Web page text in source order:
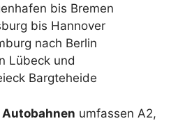
bis Bremen
bis Hannover
nach Berlin
Lübeck und
Bargteheide
Autobahnen umfassen A2,